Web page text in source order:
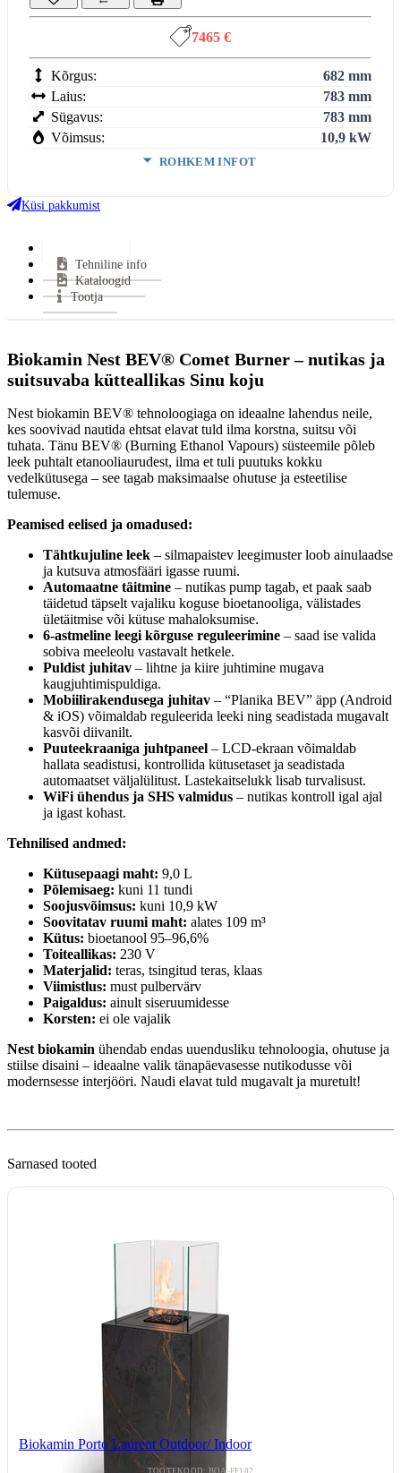
7465 €
Kõrgus:
682 mm
Laius:
783 mm
Sügavus:
783 mm
Võimsus:
10,9 kW
ROHKEM INFOT
Klaasi kuju:
Kütus:
Garantii:
Küsi pakkumist
Tehniline info
Kataloogid
Tootja
Biokamin Nest BEV® Comet Burner – nutikas ja
suitsuvaba kütteallikas Sinu koju
Nest biokamin BEV® tehnoloogiaga on ideaalne lahendus neile,
kes soovivad nautida ehtsat elavat tuld ilma korstna, suitsu või
tuhata. Tänu BEV® (Burning Ethanol Vapours) süsteemile põleb
leek puhtalt etanooliaurudest, ilma et tuli puutuks kokku
vedelkütusega – see tagab maksimaalse ohutuse ja esteetilise
tulemuse.
Peamised eelised ja omadused:
Tähtkujuline leek – silmapaistev leegimuster loob ainulaadse
ja kutsuva atmosfääri igasse ruumi.
Automaatne täitmine – nutikas pump tagab, et paak saab
täidetud täpselt vajaliku koguse bioetanooliga, välistades
ületäitmise või kütuse mahaloksumise.
6-astmeline leegi kõrguse reguleerimine – saad ise valida
sobiva meeleolu vastavalt hetkele.
Puldist juhitav – lihtne ja kiire juhtimine mugava
kaugjuhtimispuldiga.
Mobiilirakendusega juhitav – “Planika BEV” äpp (Android
& iOS) võimaldab reguleerida leeki ning seadistada mugavalt
kasvõi diivanilt.
Puuteekraaniga juhtpaneel – LCD-ekraan võimaldab
hallata seadistusi, kontrollida kütusetaset ja seadistada
automaatset väljalülitust. Lastekaitselukk lisab turvalisust.
WiFi ühendus ja SHS valmidus – nutikas kontroll igal ajal
ja igast kohast.
Tehnilised andmed:
Kütusepaagi maht: 9,0 L
Põlemisaeg: kuni 11 tundi
Soojusvõimsus: kuni 10,9 kW
Soovitatav ruumi maht: alates 109 m³
Kütus: bioetanool 95–96,6%
Toiteallikas: 230 V
Materjalid: teras, tsingitud teras, klaas
Viimistlus: must pulbervärv
Paigaldus: ainult siseruumidesse
Korsten: ei ole vajalik
Nest biokamin ühendab endas uuendusliku tehnoloogia, ohutuse ja
stiilse disaini – ideaalne valik tänapäevasesse nutikodusse või
modernsesse interjööri. Naudi elavat tuld mugavalt ja muretult!
Sarnased tooted
Biokamin Porto Laurent Outdoor/ Indoor
TOOTEKOOD: BOA-FF102